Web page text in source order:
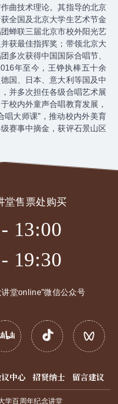
曲技术理论。其指导的北京
全国及北京大学生艺术节金
蝉联三届北京市校外阳光艺
获最佳指挥奖；带领北京大
多次获得中国国际合唱节、
年至今，王铮执棒五十余
国、日本、意大利等国及中
并多次担任各级合唱艺术展
校内外童声合唱教育发展，
唱大师课”，推动校内外美育
赛事中摘金，获评石景山区
堂售票处购买
13:00
19:30
堂online”微信公众号
中心 招贤纳士 留言建议
学百周年纪念讲堂